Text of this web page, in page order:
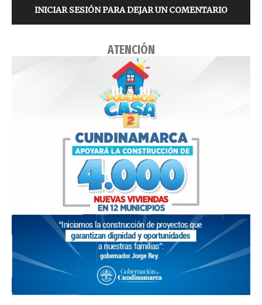
INICIAR SESIÓN PARA DEJAR UN COMENTARIO
ATENCIÓN